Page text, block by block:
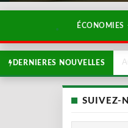
ÉCONOMIES
DERNIERES NOUVELLES
SUIVEZ-